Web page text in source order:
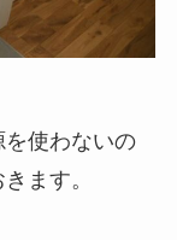
使わないの
ます。